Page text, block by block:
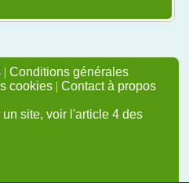
| Conditions générales
cookies | Contact à propos
site, voir l'article 4 des